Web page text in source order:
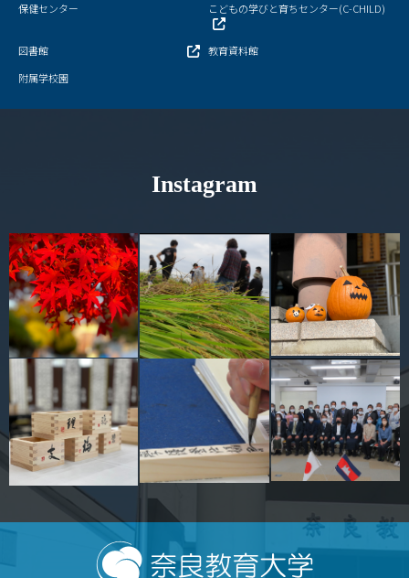
交通アクセス
教員一覧
附属学校園
保健センター
こどもの学びと育ちセンター(C-CHILD)
図書館
教育資料館
附属学校園
Instagram